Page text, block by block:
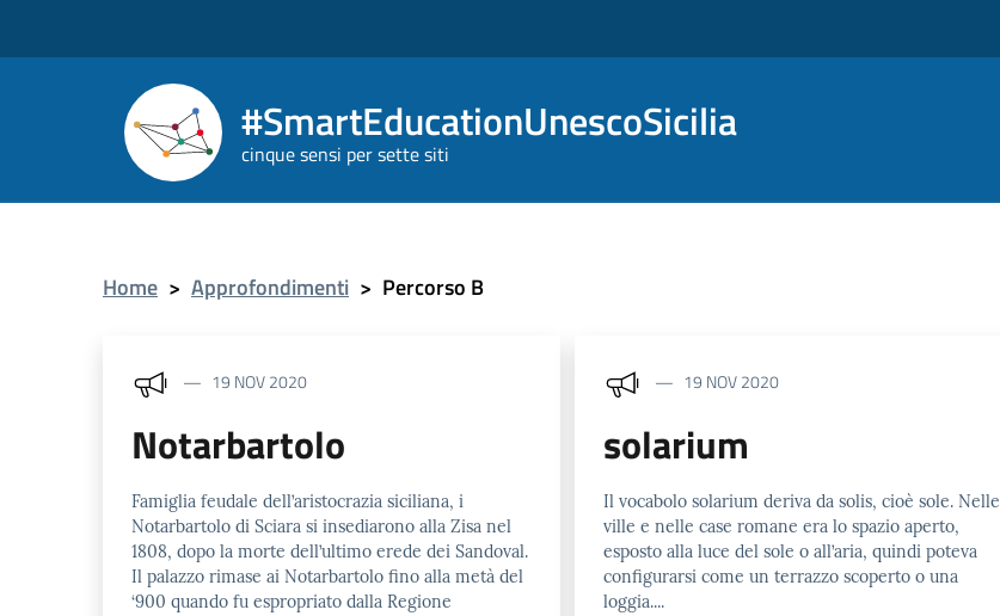
#SmartEducationUnescoSicilia
cinque sensi per sette siti
Home > Approfondimenti > Percorso B
19 NOV 2020
Notarbartolo
Famiglia feudale dell’aristocrazia siciliana, i
Notarbartolo di Sciara si insediarono alla Zisa nel
1808, dopo la morte dell’ultimo erede dei Sandoval.
Il palazzo rimase ai Notarbartolo fino alla metà del
‘900 quando fu espropriato dalla Regione
19 NOV 2020
solarium
Il vocabolo solarium deriva da solis, cioè sole. Nelle
ville e nelle case romane era lo spazio aperto,
esposto alla luce del sole o all’aria, quindi poteva
configurarsi come un terrazzo scoperto o una
loggia....